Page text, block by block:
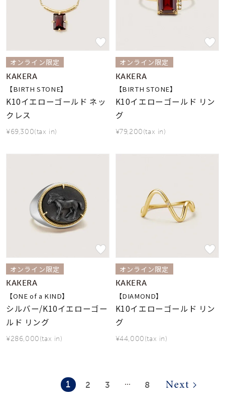
オンライン限定
KAKERA
【BIRTH STONE】
K10イエローゴールド ネッ
クレス
¥69,300(tax in)
オンライン限定
KAKERA
【BIRTH STONE】
K10イエローゴールド リン
グ
¥79,200(tax in)
オンライン限定
KAKERA
【ONE of a KIND】
シルバー/K10イエローゴー
ルド リング
¥286,000(tax in)
オンライン限定
KAKERA
【DIAMOND】
K10イエローゴールド リン
グ
¥44,000(tax in)
1 2 3 ⋯ 8